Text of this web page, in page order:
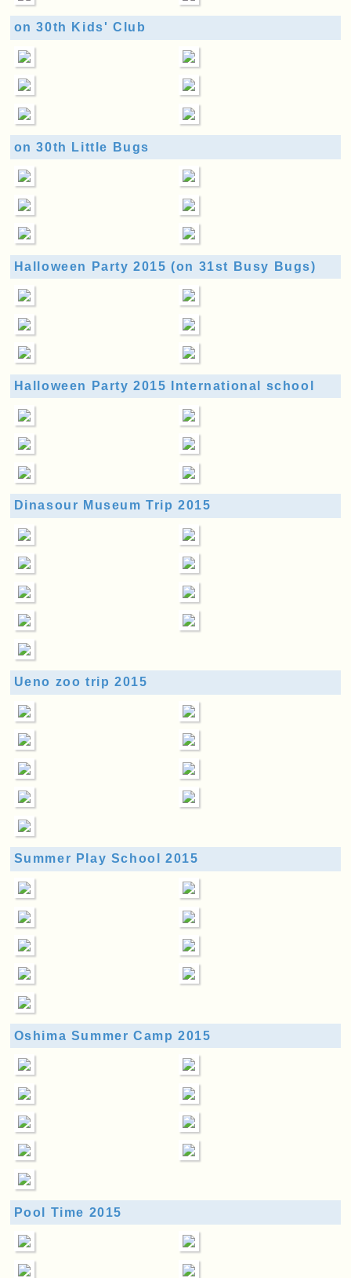
on 30th Kids' Club
on 30th Little Bugs
Halloween Party 2015 (on 31st Busy Bugs)
Halloween Party 2015 International school
Dinasour Museum Trip 2015
Ueno zoo trip 2015
Summer Play School 2015
Oshima Summer Camp 2015
Pool Time 2015